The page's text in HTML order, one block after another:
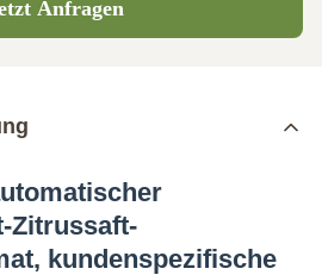
Anfragen
Zitrussaft-
kundenspezifische